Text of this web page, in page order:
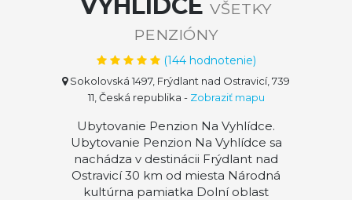
VYHLÍDCE VŠETKY
PENZIÓNY
(144hodnotenie)
Sokolovská 1497, Frýdlant nad Ostravicí, 739
11, Česká republika - Zobraziť mapu
Ubytovanie Penzion Na Vyhlídce.
Ubytovanie Penzion Na Vyhlídce sa
nachádza v destinácii Frýdlant nad
Ostravicí 30 km od miesta Národná
kultúrna pamiatka Dolní oblast